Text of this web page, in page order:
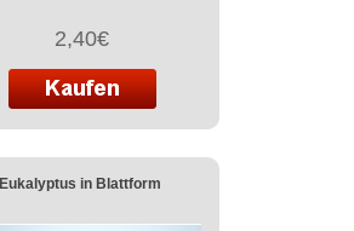
2,40€
Eukalyptus in Blattform